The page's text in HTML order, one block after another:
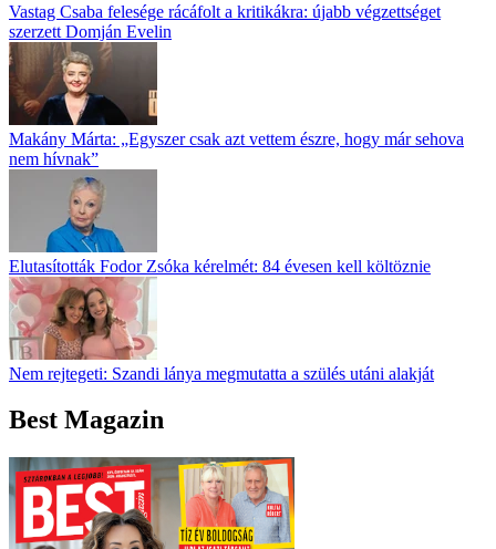
Vastag Csaba felesége rácáfolt a kritikákra: újabb végzettséget
szerzett Domján Evelin
Makány Márta: „Egyszer csak azt vettem észre, hogy már sehova
nem hívnak”
Elutasították Fodor Zsóka kérelmét: 84 évesen kell költöznie
Nem rejtegeti: Szandi lánya megmutatta a szülés utáni alakját
Best Magazin